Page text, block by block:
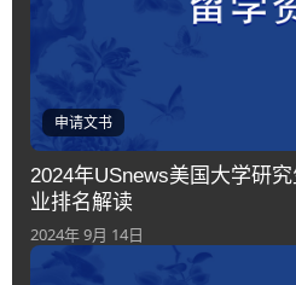
申请文书
2024年USnews美国大学研
业排名解读
2024年 9月 14日